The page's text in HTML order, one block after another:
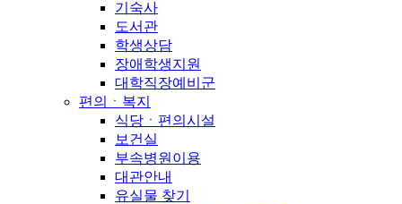
기숙사
도서관
학생상담
장애학생지원
대학직장예비군
편의ㆍ복지
식당ㆍ편의시설
보건실
부속병원이용
대관안내
유실물 찾기